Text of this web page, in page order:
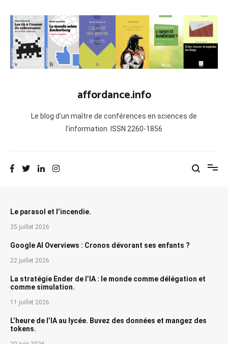
contenu
affordance.info
Le blog d'un maître de conférences en sciences de
l'information. ISSN 2260-1856
Le parasol et l’incendie.
25 juillet 2026
Google AI Overviews : Cronos dévorant ses enfants ?
22 juillet 2026
La stratégie Ender de l’IA : le monde comme délégation et
comme simulation.
11 juillet 2026
L’heure de l’IA au lycée. Buvez des données et mangez des
tokens.